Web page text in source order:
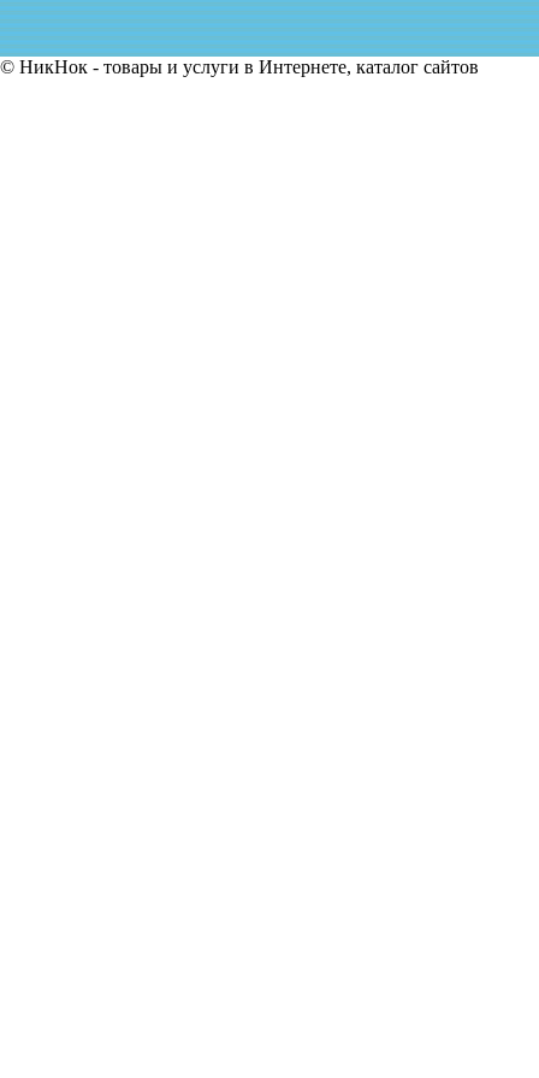
© НикНок - товары и услуги в Интернете, каталог сайтов